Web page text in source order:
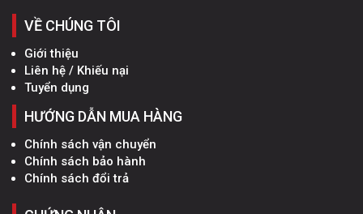
VỀ CHÚNG TÔI
Giới thiệu
Liên hệ / Khiếu nại
Tuyển dụng
HƯỚNG DẪN MUA HÀNG
Chính sách vận chuyển
Chính sách bảo hành
Chính sách đổi trả